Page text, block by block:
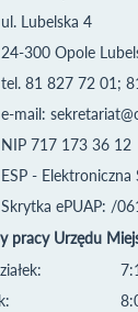
ul. Lubelska 4
24-300 Opole
tel. 81 827 72 01;
e-mail:
NIP 717 173 36 12
ESP -
Skrytka ePUAP: /
pracy Urzędu